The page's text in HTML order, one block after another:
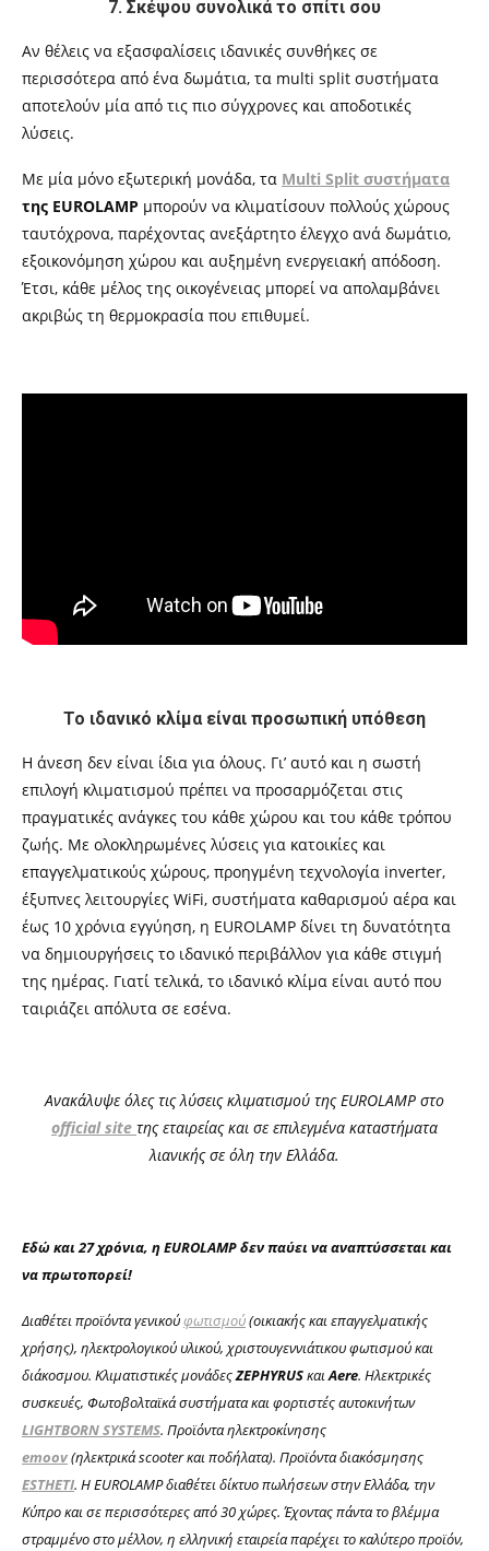
7. Σκέψου συνολικά το σπίτι σου
Αν θέλεις να εξασφαλίσεις ιδανικές συνθήκες σε
περισσότερα από ένα δωμάτια, τα multi split συστήματα
αποτελούν μία από τις πιο σύγχρονες και αποδοτικές
λύσεις.
Με μία μόνο εξωτερική μονάδα, τα Multi Split συστήματα
της EUROLAMP μπορούν να κλιματίσουν πολλούς χώρους
ταυτόχρονα, παρέχοντας ανεξάρτητο έλεγχο ανά δωμάτιο,
εξοικονόμηση χώρου και αυξημένη ενεργειακή απόδοση.
Έτσι, κάθε μέλος της οικογένειας μπορεί να απολαμβάνει
ακριβώς τη θερμοκρασία που επιθυμεί.
Το ιδανικό κλίμα είναι προσωπική υπόθεση
Η άνεση δεν είναι ίδια για όλους. Γι’ αυτό και η σωστή
επιλογή κλιματισμού πρέπει να προσαρμόζεται στις
πραγματικές ανάγκες του κάθε χώρου και του κάθε τρόπου
ζωής. Με ολοκληρωμένες λύσεις για κατοικίες και
επαγγελματικούς χώρους, προηγμένη τεχνολογία inverter,
έξυπνες λειτουργίες WiFi, συστήματα καθαρισμού αέρα και
έως 10 χρόνια εγγύηση, η EUROLAMP δίνει τη δυνατότητα
να δημιουργήσεις το ιδανικό περιβάλλον για κάθε στιγμή
της ημέρας. Γιατί τελικά, το ιδανικό κλίμα είναι αυτό που
ταιριάζει απόλυτα σε εσένα.
Ανακάλυψε όλες τις λύσεις κλιματισμού τηςEUROLAMP στο
official site της εταιρείας και σε επιλεγμένα καταστήματα
λιανικής σε όλη την Ελλάδα.
Εδώ και 27 χρόνια, ηEUROLAMPδεν παύει να αναπτύσσεται και
να πρωτοπορεί!
Διαθέτει προϊόντα γενικούφωτισμού(οικιακής και επαγγελματικής
χρήσης), ηλεκτρολογικού υλικού, χριστουγεννιάτικου φωτισμού και
διάκοσμου. Κλιματιστικές μονάδεςZEPHYRUSκαιAere. Ηλεκτρικές
συσκευές, Φωτοβολταϊκά συστήματα και φορτιστές αυτοκινήτων
LIGHTBORNSYSTEMS. Προϊόντα ηλεκτροκίνησης
emoov(ηλεκτρικάscooterκαι ποδήλατα). Προϊόντα διακόσμησης
ESTHETI. ΗEUROLAMPδιαθέτει δίκτυο πωλήσεων στην Ελλάδα, την
Κύπρο και σε περισσότερες από 30 χώρες. Έχοντας πάντα το βλέμμα
στραμμένο στο μέλλον, η ελληνική εταιρεία παρέχει το καλύτερο προϊόν,